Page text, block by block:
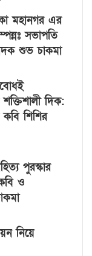
মহানগর এর
সভাপতি
শুভ চাকমা
দিক:
কবি শিশির
পুরস্কার
ও
নিয়ে